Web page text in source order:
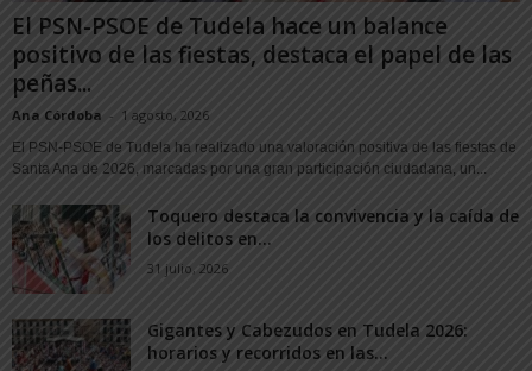
El PSN-PSOE de Tudela hace un balance
positivo de las fiestas, destaca el papel de las
peñas...
Ana Córdoba - 1 agosto, 2026
El PSN-PSOE de Tudela ha realizado una valoración positiva de las fiestas de
Santa Ana de 2026, marcadas por una gran participación ciudadana, un...
Toquero destaca la convivencia y la caída de
los delitos en...
31 julio, 2026
Gigantes y Cabezudos en Tudela 2026:
horarios y recorridos en las...